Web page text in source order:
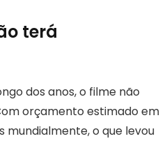
terá
dos anos, o filme não
orçamento estimado em
mundialmente, o que levou